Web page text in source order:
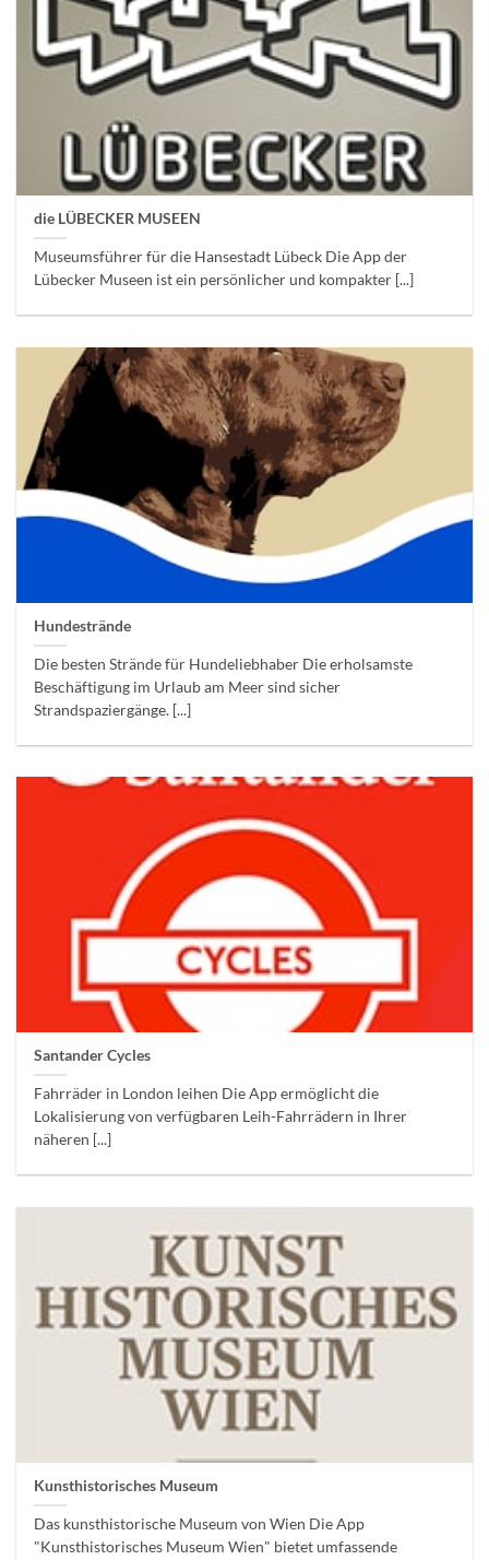
die LÜBECKER MUSEEN
Museumsführer für die Hansestadt Lübeck Die App der
Lübecker Museen ist ein persönlicher und kompakter [...]
Hundestrände
Die besten Strände für Hundeliebhaber Die erholsamste
Beschäftigung im Urlaub am Meer sind sicher
Strandspaziergänge. [...]
Santander Cycles
Fahrräder in London leihen Die App ermöglicht die
Lokalisierung von verfügbaren Leih-Fahrrädern in Ihrer
näheren [...]
Kunsthistorisches Museum
Das kunsthistorische Museum von Wien Die App
"Kunsthistorisches Museum Wien" bietet umfassende